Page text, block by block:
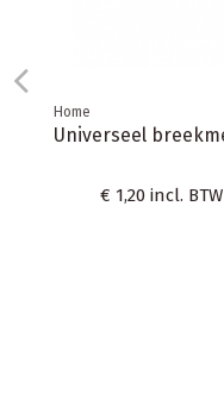
Home
Bruine Ecologische